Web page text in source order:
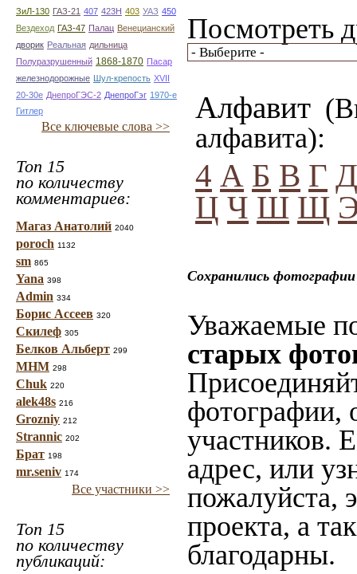
ЗиЛ-130 ГАЗ-21 407 423Н 403 УАЗ 450
Вездеход ГАЗ-47 Палац Венецианский
дворик Реальная дильница
Полуразрушенный 1868-1870 Пасар
железнодорожные Шул-крепость ХVII
20-30е ДнепроГЭС-2 ДнепроГэг 1970-е
Гитлер
Все ключевые слова >>
Топ 15
по количеству
комментариев:
Магаз Анатолий 2040
poroch 1132
sm 865
Yana 398
Admin 334
Борис Ассеев 320
Скилеф 305
Белков Альберт 299
МНМ 298
Chuk 220
alek48s 216
Grozniy 212
Strannic 202
Брат 198
mr.seniv 174
Все участники >>
Топ 15
по количеству
публикаций:
Посмотреть
Алфавит
алфавита):
4 А Б В Г Д
Ц Ч Ш Щ
Сохранились
Уважаемые
старых
фотографии,
участников.
адрес, или
пожалуйста,
проекта, а
благодарны.